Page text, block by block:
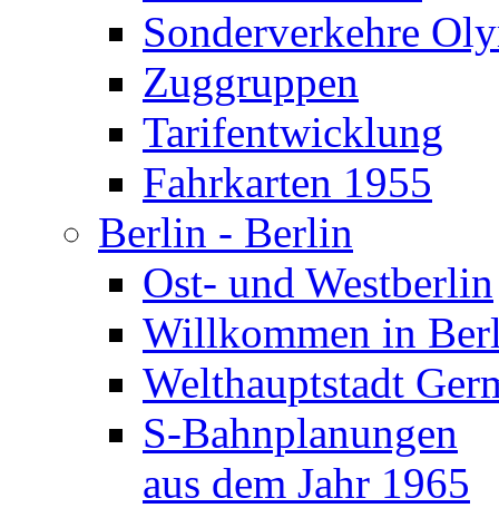
Sonderverkehre
Zuggruppen
Tarifentwicklung
Fahrkarten 1955
Berlin - Berlin
Ost- und Westberlin
Willkommen in
Welthauptstadt
S-Bahnplanungen
aus dem Jahr 1965